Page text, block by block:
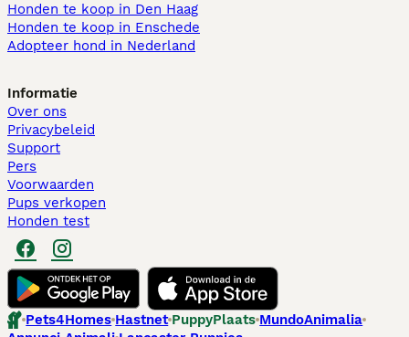
Honden te koop in Den Haag
Honden te koop in Enschede
Adopteer hond in Nederland
Informatie
Over ons
Privacybeleid
Support
Pers
Voorwaarden
Pups verkopen
Honden test
Pets4Homes Hastnet PuppyPlaats MundoAnimalia